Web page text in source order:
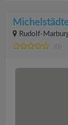
Rudolf-
(0)